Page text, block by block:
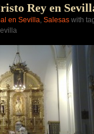
Rey en
en Sevilla Salesas with